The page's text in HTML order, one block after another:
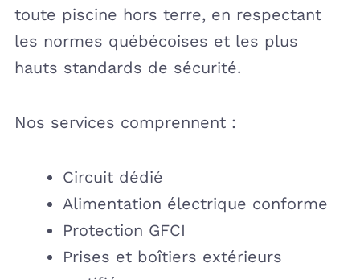
toute piscine hors terre, en respectant
les normes québécoises et les plus
hauts standards de sécurité.
Nos services comprennent :
Circuit dédié
Alimentation électrique conforme
Protection GFCI
Prises et boîtiers extérieurs